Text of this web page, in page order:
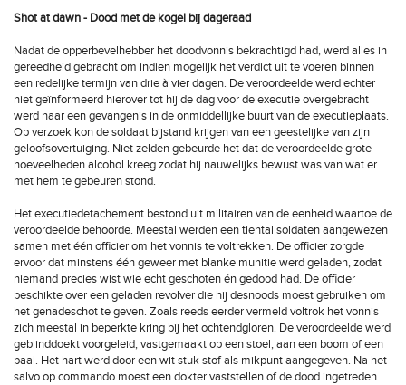
Shot at dawn - Dood met de kogel bij dageraad
Nadat de opperbevelhebber het doodvonnis bekrachtigd had, werd alles in
gereedheid gebracht om indien mogelijk het verdict uit te voeren binnen
een redelijke termijn van drie à vier dagen. De veroordeelde werd echter
niet geïnformeerd hierover tot hij de dag voor de executie overgebracht
werd naar een gevangenis in de onmiddellijke buurt van de executieplaats.
Op verzoek kon de soldaat bijstand krijgen van een geestelijke van zijn
geloofsovertuiging. Niet zelden gebeurde het dat de veroordeelde grote
hoeveelheden alcohol kreeg zodat hij nauwelijks bewust was van wat er
met hem te gebeuren stond.
Het executiedetachement bestond uit militairen van de eenheid waartoe de
veroordeelde behoorde. Meestal werden een tiental soldaten aangewezen
samen met één officier om het vonnis te voltrekken. De officier zorgde
ervoor dat minstens één geweer met blanke munitie werd geladen, zodat
niemand precies wist wie echt geschoten én gedood had. De officier
beschikte over een geladen revolver die hij desnoods moest gebruiken om
het genadeschot te geven. Zoals reeds eerder vermeld voltrok het vonnis
zich meestal in beperkte kring bij het ochtendgloren. De veroordeelde werd
geblinddoekt voorgeleid, vastgemaakt op een stoel, aan een boom of een
paal. Het hart werd door een wit stuk stof als mikpunt aangegeven. Na het
salvo op commando moest een dokter vaststellen of de dood ingetreden